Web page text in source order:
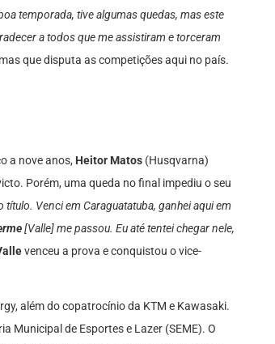
temporada, tive algumas quedas, mas este
a todos que me assistiram e torceram
que disputa as competições aqui no país.
a nove anos, Heitor Matos (Husqvarna)
Porém, uma queda no final impediu o seu
título. Venci em Caraguatatuba, ganhei aqui em
[Valle] me passou. Eu até tentei chegar nele,
venceu a prova e conquistou o vice-
além do copatrocínio da KTM e Kawasaki.
Municipal de Esportes e Lazer (SEME). O